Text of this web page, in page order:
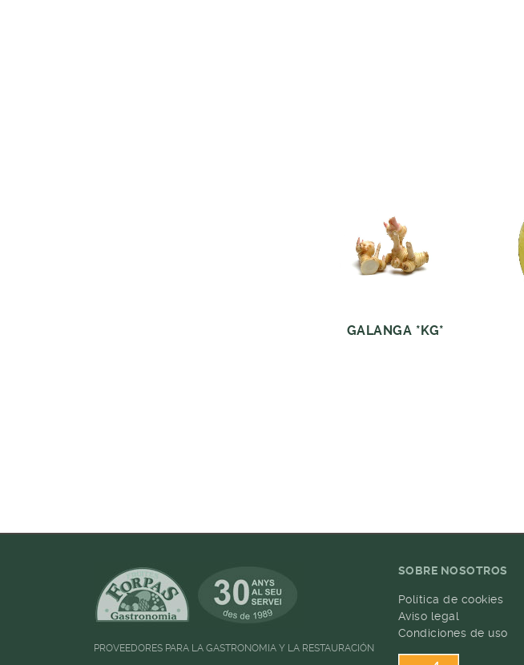
GALANGA *KG*
PROVEEDORES PARA LA GASTRONOMIA Y LA RESTAURACIÓN
SOBRE NOSOTROS
Política de cookies
Aviso legal
Condiciones de uso